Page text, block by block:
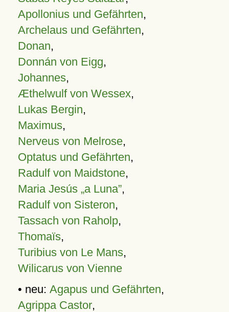
Apollonius und Gefährten,
Archelaus und Gefährten,
Donan,
Donnán von Eigg,
Johannes,
Æthelwulf von Wessex,
Lukas Bergin,
Maximus,
Nerveus von Melrose,
Optatus und Gefährten,
Radulf von Maidstone,
Maria Jesús „a Luna”,
Radulf von Sisteron,
Tassach von Raholp,
Thomaïs,
Turibius von Le Mans,
Wilicarus von Vienne
• neu: Agapus und Gefährten,
Agrippa Castor,